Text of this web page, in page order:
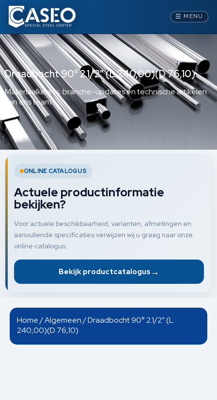
☰ MENU
Draadbocht 90° 2.1/2” (L 240,00)(D 76,10)
Materiaalkennis, branche-updates en technische artikelen
van ons team.
ONLINE CATALOGUS
Actuele productinformatie
bekijken?
Voor actuele beschikbaarheid, varianten, afmetingen en
aanvullende specificaties verwijzen wij u graag naar onze
online catalogus.
Bekijk productcatalogus →
Home/Algemeen/ Draadbocht 90° 2.1/2” (L
240,00)(D 76,10)